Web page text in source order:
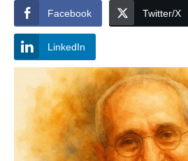
Facebook Twitter/X
LinkedIn